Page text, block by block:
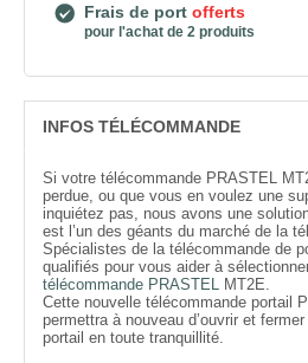
Frais de port offerts
pour l'achat de 2 produits
INFOS TÉLÉCOMMANDE
Si votre télécommande PRASTEL
perdue, ou que vous en voulez une
inquiétez pas, nous avons une
est l’un des géants du marché de la
Spécialistes de la télécommande de
qualifiés pour vous aider à
télécommande PRASTEL MT2E.
Cette nouvelle télécommande portail
permettra à nouveau d’ouvrir et
portail en toute tranquillité.